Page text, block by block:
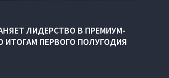
ЛИДЕРСТВО В ПРЕМИУМ-
ИТОГАМ ПЕРВОГО ПОЛУГОДИЯ